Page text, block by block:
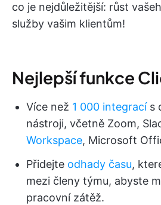
co je nejdůležitější: růst
služby vašim klientům!
Nejlepší funkce
Více než 1 000 integracís
nástroji, včetně Zoom,
Workspace, Microsoft
Přidejte odhady času,
mezi členy týmu, abyste
pracovní zátěž.